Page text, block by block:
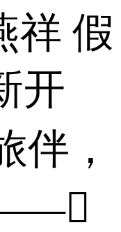
祥 假
开
伴，